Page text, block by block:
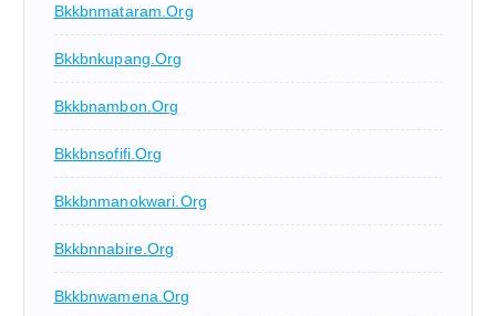
Bkkbnmataram.org
Bkkbnkupang.org
Bkkbnambon.org
Bkkbnsofifi.org
Bkkbnmanokwari.org
Bkkbnnabire.org
Bkkbnwamena.org